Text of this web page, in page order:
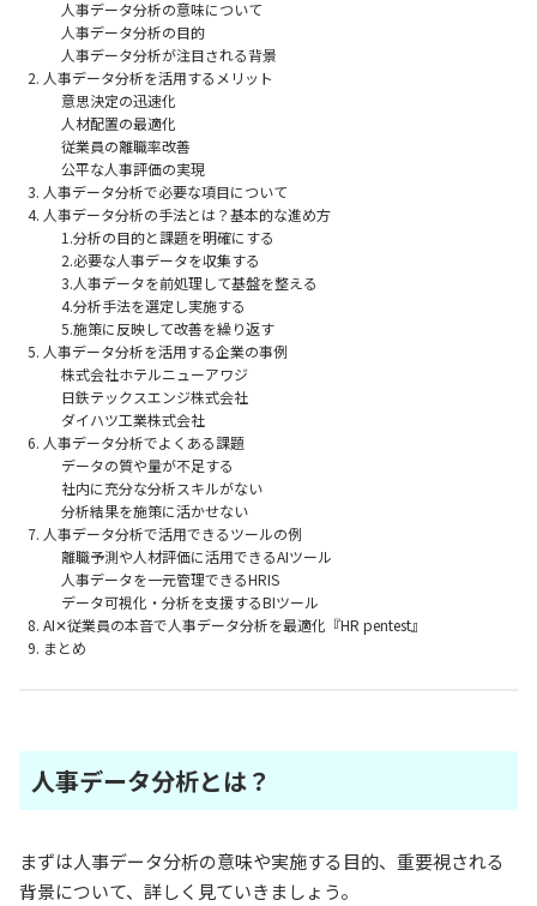
人事データ分析の意味について
人事データ分析の目的
人事データ分析が注目される背景
人事データ分析を活用するメリット
意思決定の迅速化
人材配置の最適化
従業員の離職率改善
公平な人事評価の実現
人事データ分析で必要な項目について
人事データ分析の手法とは？基本的な進め方
1.分析の目的と課題を明確にする
2.必要な人事データを収集する
3.人事データを前処理して基盤を整える
4.分析手法を選定し実施する
5.施策に反映して改善を繰り返す
人事データ分析を活用する企業の事例
株式会社ホテルニューアワジ
日鉄テックスエンジ株式会社
ダイハツ工業株式会社
人事データ分析でよくある課題
データの質や量が不足する
社内に充分な分析スキルがない
分析結果を施策に活かせない
人事データ分析で活用できるツールの例
離職予測や人材評価に活用できるAIツール
人事データを一元管理できるHRIS
データ可視化・分析を支援するBIツール
AI✕従業員の本音で人事データ分析を最適化『HR pentest』
まとめ
人事データ分析とは？
まずは人事データ分析の意味や実施する目的、重要視される
背景について、詳しく見ていきましょう。